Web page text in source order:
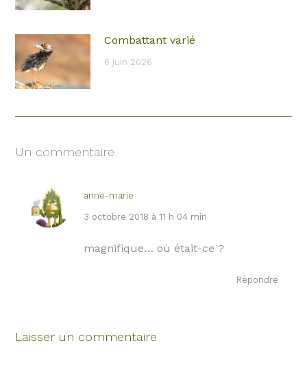
Combattant varié
6 juin 2026
Un commentaire
anne-marie
dit
3 octobre 2018 à 11 h 04 min
magnifique… où était-ce ?
Répondre
Laisser un commentaire